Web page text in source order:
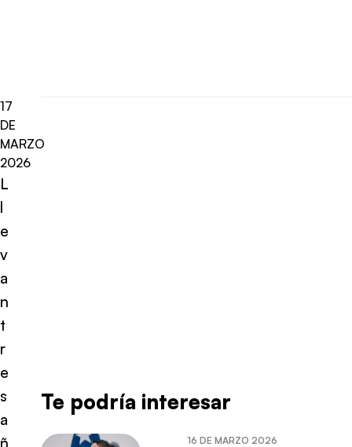
17
DE
MARZO
2026
L
l
e
v
a
n
t
r
e
s
a
ñ
Te podría interesar
16 DE MARZO 2026